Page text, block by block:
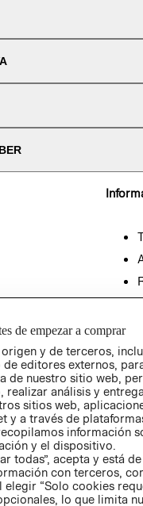
de empezar a comprar
y de terceros,
editores externos,
de nuestro sitio web,
realizar análisis y
sitios web,
y a través de
información
y el dispositivo.
todas”, acepta y está
con terceros,
“Solo cookies
lo que limita